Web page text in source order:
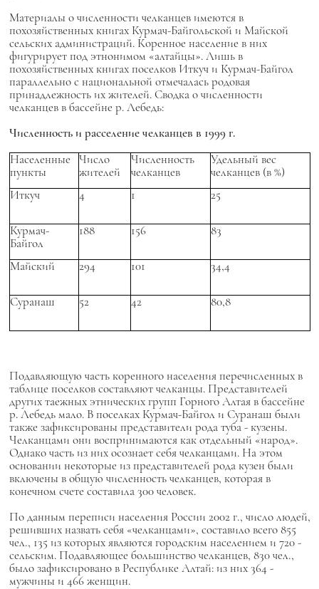
Материалы о численности челканцев имеются в
похозяйственных книгах Курмач-Байгольской и Майской
сельских администраций. Коренное население в них
фигурирует под этнонимом «алтайцы». Лишь в
похозяйственных книгах поселков Иткуч и Курмач-Байгол
параллельно с национальной отмечалась родовая
принадлежность их жителей. Сводка о численности
челканцев в бассейне р. Лебедь:
Численность и расселение челканцев в 1999 г.
Населенные
пункты
Число
жителей
Численность
челканцев
Удельный вес
челканцев (в %)
Иткуч
4 1 25
Курмач-
Байгол
188 156 83
Майский 294 101 34,4
Суранаш 52 42 80,8
Подавляющую часть коренного населения перечисленных в
таблице поселков составляют челканцы. Представителей
других таежных этнических групп Горного Алтая в бассейне
р. Лебедь мало. В поселках Курмач-Байгол и Суранаш были
также зафиксированы представители рода туба - кузены.
Челканцами они воспринимаются как отдельный «народ».
Однако часть из них осознает себя челканцами. На этом
основании некоторые из представителей рода кузен были
включены в общую численность челканцев, которая в
конечном счете составила 300 человек.
По данным переписи населения России 2002 г., число людей,
решивших назвать себя «челканцами», составило всего 855
чел., 135 из которых являются городским населением и 720 -
сельским. Подавляющее большинство челканцев, 830 чел.,
было зафиксировано в Республике Алтай: из них 364 -
мужчины и 466 женщин.